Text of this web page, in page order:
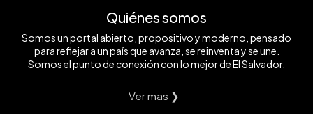
Quiénes somos
Somos un portal abierto, propositivo y moderno, pensado
para reflejar a un país que avanza, se reinventa y se une.
Somos el punto de conexión con lo mejor de El Salvador.
Ver mas ❯